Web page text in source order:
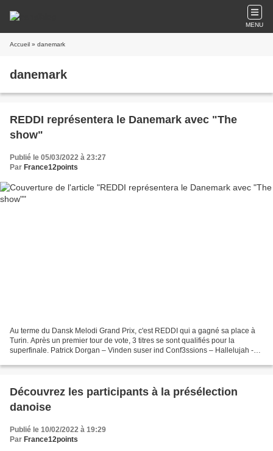
MENU
Accueil » danemark
danemark
REDDI représentera le Danemark avec "The
show"
Publié le 05/03/2022 à 23:27
Par France12points
Au terme du Dansk Melodi Grand Prix, c'est REDDI qui a gagné sa place à
Turin. Après un premier tour de vote, 3 titres se sont qualifiés pour la
superfinale. Patrick Dorgan – Vinden suser ind Conf3ssions – Hallelujah -
Découvrez les participants à la présélection
danoise
Publié le 10/02/2022 à 19:29
Par France12points